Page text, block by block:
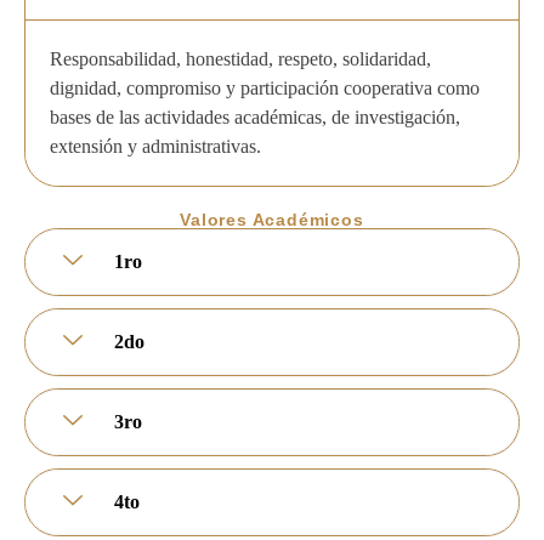
Responsabilidad, honestidad, respeto, solidaridad,
dignidad, compromiso y participación cooperativa como
bases de las actividades académicas, de investigación,
extensión y administrativas.
Valores Académicos
1ro
2do
3ro
4to